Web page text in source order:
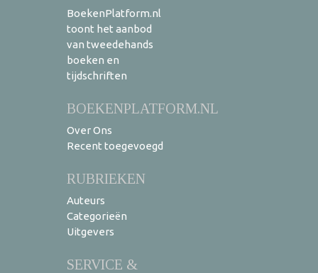
BoekenPlatform.nl
toont het aanbod
van tweedehands
boeken en
tijdschriften
BOEKENPLATFORM.NL
Over Ons
Recent toegevoegd
RUBRIEKEN
Auteurs
Categorieën
Uitgevers
SERVICE &